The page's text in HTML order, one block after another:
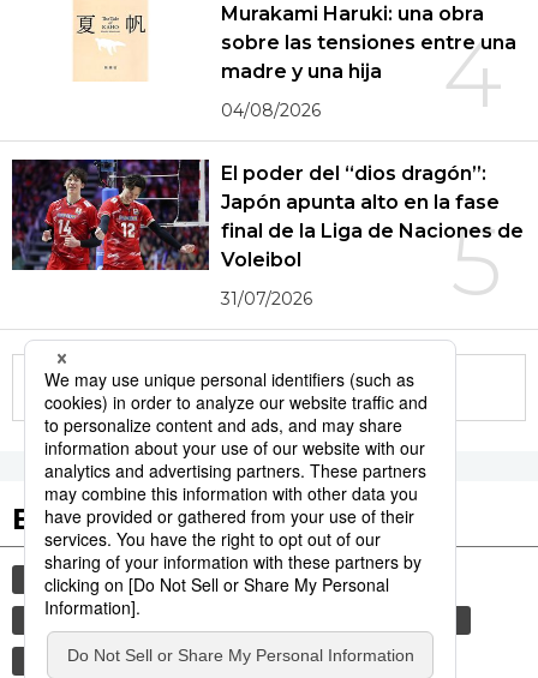
4
Murakami Haruki: una obra
sobre las tensiones entre una
madre y una hija
04/08/2026
5
El poder del “dios dragón”:
Japón apunta alto en la fase
final de la Liga de Naciones de
Voleibol
31/07/2026
More in this series
Etiquetas destacadas
cultura gastronomía vida
comida
cortesía
costumbres
tradiciones genkan